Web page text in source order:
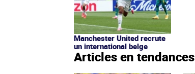
Manchester United recrute
un international belge
Articles en tendances